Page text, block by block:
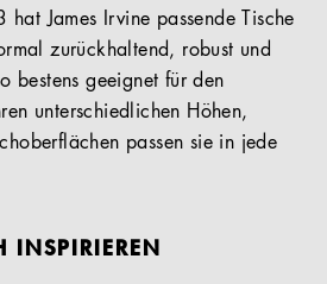
James Irvine passende Tische
zurückhaltend, robust und
bestens geeignet für den
unterschiedlichen Höhen,
passen sie in jede
INSPIRIEREN